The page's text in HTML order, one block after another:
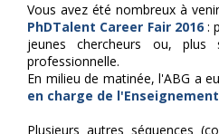
Vous avez été nombreux à
PhDTalent Career Fair 2016:
jeunes chercheurs ou,
professionnelle.
En milieu de matinée, l'ABG a
en charge de
Plusieurs autres séquences